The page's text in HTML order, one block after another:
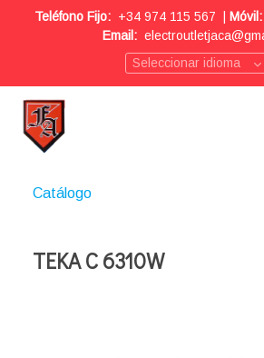
Teléfono Fijo: +34 974 115 567 Móvil:
Email:
Seleccionar idioma
Catálogo
TEKA C 6310W